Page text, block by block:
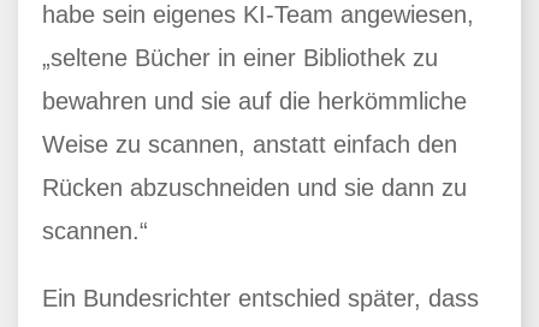
habe sein eigenes KI-Team angewiesen,
„seltene Bücher in einer Bibliothek zu
bewahren und sie auf die herkömmliche
Weise zu scannen, anstatt einfach den
Rücken abzuschneiden und sie dann zu
scannen.“
Ein Bundesrichter entschied später, dass